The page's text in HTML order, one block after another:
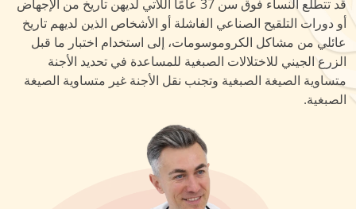
قد تتطلع النساء فوق سن 37 عامًا اللاتي لديهن تاريخ من الإجهاض
أو دورات التلقيح الصناعي الفاشلة أو الأشخاص الذين لديهم تاريخ
عائلي من مشاكل الكروموسومات، إلى استخدام اختبار ما قبل
الزرع الجيني للاختلالات الصبغية للمساعدة في تحديد الأجنة
متساوية الصيغة الصبغية وتجنب نقل الأجنة غير متساوية الصيغة
الصبغية.